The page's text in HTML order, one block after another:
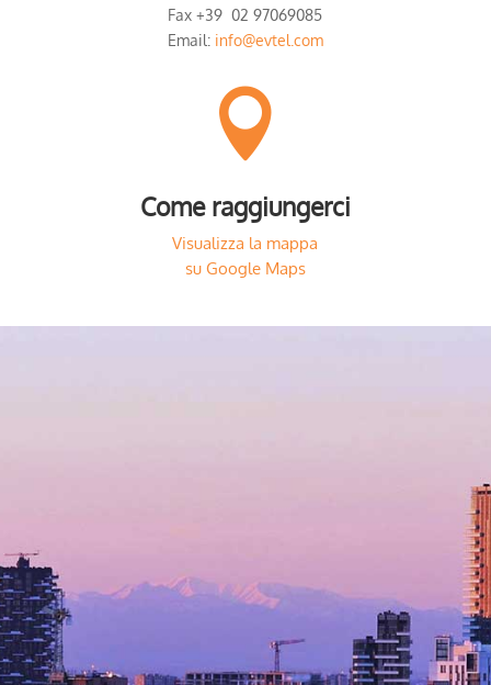
Fax +39 02 97069085
Email: info@evtel.com

Come raggiungerci
Visualizza la mappa
su Google Maps